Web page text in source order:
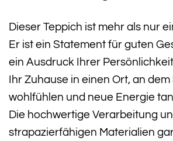
Dieser Teppich ist mehr als nur
Er ist ein Statement für guten
ein Ausdruck Ihrer
Ihr Zuhause in einen Ort, an
wohlfühlen und neue Energie
Die hochwertige Verarbeitung
strapazierfähigen Materialien